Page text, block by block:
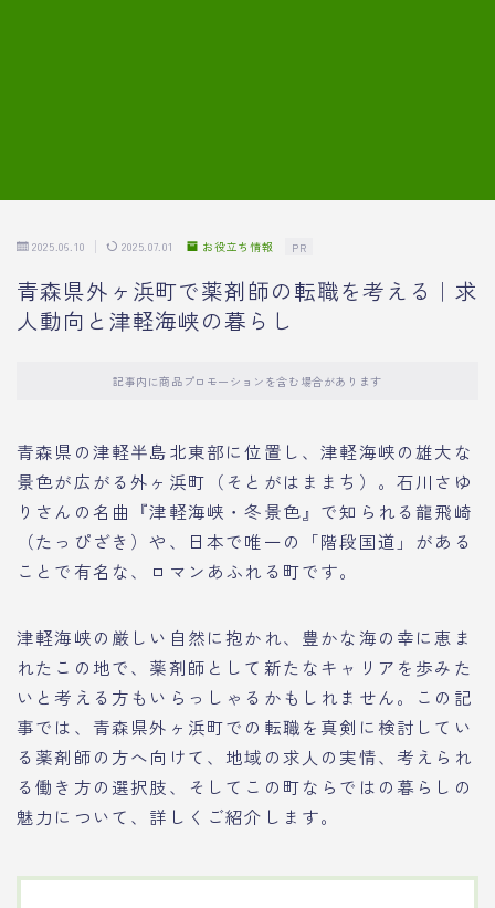
2025.06.10 2025.07.01 お役立ち情報 PR
青森県外ヶ浜町で薬剤師の転職を考える｜求
人動向と津軽海峡の暮らし
記事内に商品プロモーションを含む場合があります
青森県の津軽半島北東部に位置し、津軽海峡の雄大な
景色が広がる外ヶ浜町（そとがはままち）。石川さゆ
りさんの名曲『津軽海峡・冬景色』で知られる龍飛崎
（たっぴざき）や、日本で唯一の「階段国道」がある
ことで有名な、ロマンあふれる町です。
津軽海峡の厳しい自然に抱かれ、豊かな海の幸に恵ま
れたこの地で、薬剤師として新たなキャリアを歩みた
いと考える方もいらっしゃるかもしれません。この記
事では、青森県外ヶ浜町での転職を真剣に検討してい
る薬剤師の方へ向けて、地域の求人の実情、考えられ
る働き方の選択肢、そしてこの町ならではの暮らしの
魅力について、詳しくご紹介します。